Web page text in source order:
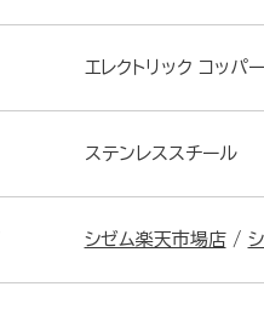
エレクトリック コッパ
ステンレススチール
シゼム楽天市場店/